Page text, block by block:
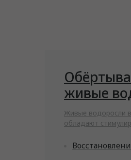
живые
Живые водоросли
обладают